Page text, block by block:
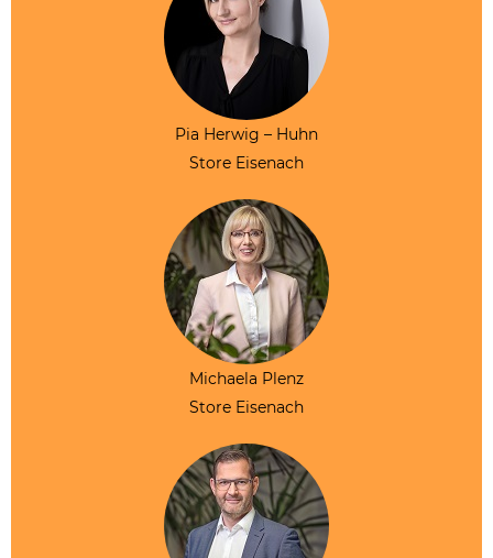
Pia Herwig – Huhn
Store Eisenach
Michaela Plenz
Store Eisenach